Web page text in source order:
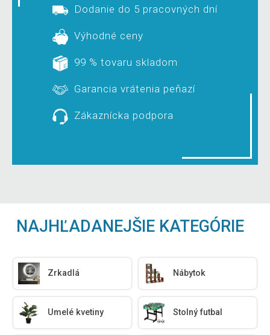
Dodanie do 5 pracovných dní
Výhodné ceny
99 % tovaru skladom
Garancia vrátenia peňazí
Zákaznícka podpora
NAJHĽADANEJŠIE KATEGÓRIE
Zrkadlá Nábytok
Umelé kvetiny Stolný futbal